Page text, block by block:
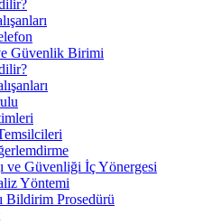
Güvenlik Birimi
ve Güvenliği İç Yönergesi
Yöntemi
Bildirim Prosedürü